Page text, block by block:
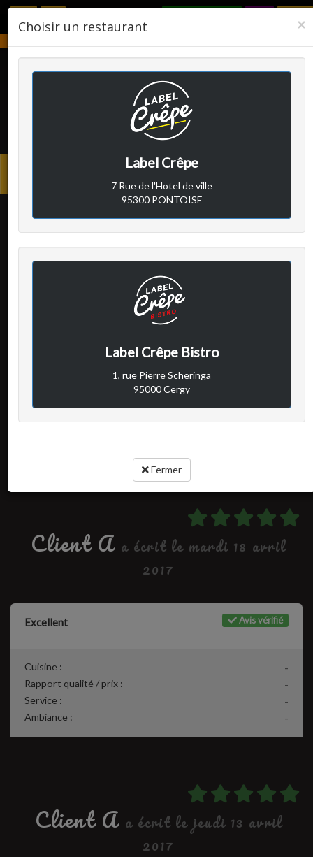
LABEL CRÊPE
Client A
a écrit le mardi 18 avril
2017
-
Rapport qualité / prix :
-
Service :
Client A a écrit le mardi 18 avril
2017
Avis vérifié
Excellent
-
Cuisine :
-
Rapport qualité / prix :
-
Service :
-
Ambiance :
Client A a écrit le jeudi 13 avril
2017
×
Choisir un restaurant
Label Crêpe
7 Rue de l'Hotel de ville
95300 PONTOISE
Label Crêpe Bistro
1, rue Pierre Scheringa
95000 Cergy
Fermer